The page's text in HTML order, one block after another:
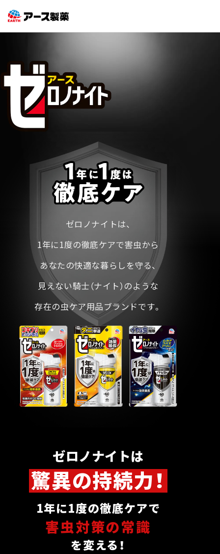
ゼロノナイトは、
1年に1度の徹底ケアで害虫から
あなたの快適な暮らしを守る、
見えない騎士（ナイト）のような
存在の虫ケア用品ブランドです。
ゼロノナイトは
驚異の持続力！
1年に1度の徹底ケアで
害虫対策の常識
を変える！